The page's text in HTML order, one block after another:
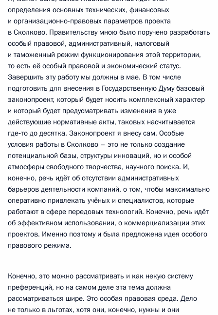
определения основных технических, финансовых
и организационно-правовых параметров проекта
в Сколково, Правительству мною было поручено разработать
особый правовой, административный, налоговый
и таможенный режим функционирования этой территории,
то есть её особый правовой и экономический статус.
Завершить эту работу мы должны в мае. В том числе
подготовить для внесения в Государственную Думу базовый
законопроект, который будет носить комплексный характер
и который будет предусматривать изменения в уже
действующие нормативные акты, таковых насчитывается
где‑то до десятка. Законопроект я внесу сам. Особые
условия работы в Сколково – это не только создание
потенциальной базы, структуры инноваций, но и особой
атмосферы свободного творчества, научного поиска. И,
конечно, речь идёт об отсутствии административных
барьеров деятельности компаний, о том, чтобы максимально
оперативно привлекать учёных и специалистов, которые
работают в сфере передовых технологий. Конечно, речь идёт
об эффективном использовании, о коммерциализации этих
проектов. Именно поэтому и была предложена идея особого
правового режима.
Конечно, это можно рассматривать и как некую систему
преференций, но на самом деле эта тема должна
рассматриваться шире. Это особая правовая среда. Дело
не только в льготах, хотя они, конечно, нужны и они